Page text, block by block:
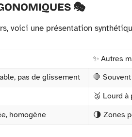
🎭
voici une présentation
✨ Autres
pas de glissement 🛑
🥈 Lourd à
homogène 🌗 Zones